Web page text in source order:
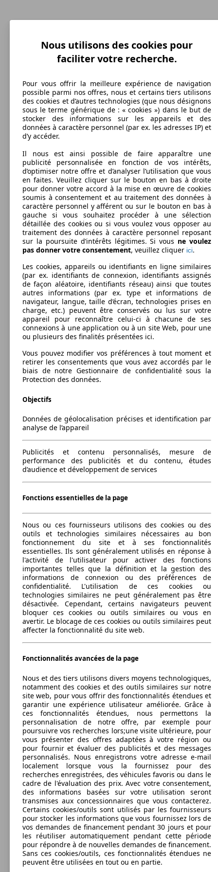
207 CC 1.6 THP 156ch
115 KW
(156 PS)
Ø
l/
207 CC 1.6 VTi 120ch
88 KW
(120 PS)
Ø
l/
207 SW 1.6 VTi 120ch
Model Version
Leistung
207 SW 1.6 HDi 110ch FAP
82 KW
(110 PS)
Ø
l/
207 SW 1.6 HDi 110ch FAP BLUE LION
80 KW
(110 PS)
Ø
l/
207 SW 1.6 HDi 112ch FAP
82 KW
(112 PS)
Ø
l/
66 KW
Ø
l/
207 SW 1.6 HDi 92ch FAP
(92 PS)
l/
207 SW 1.6 HDi 92ch FAP BLUE LION
68 KW
(92 PS)
Ø
l/
Berline
Model Version
Leistung
207 1.4 HDi 70ch
50 KW
(70 PS)
Ø
l/
207 1.4 HDi 70ch BLUE LION
50 KW
(70 PS)
Ø
l/
207 1.4 HDi 70ch FAP
50 KW
(70 PS)
Ø
l/
207 1.6 HDi 110ch FAP BLUE LION
(110 PS) l/
207 1.6 HDi 112ch FAP
(112 PS) l/
207 1.6 HDi 90ch BLUE LION
66 KW
(90 PS)
Ø
l/
207 1.6 HDi 90ch FAP 99g BLUE LION
207 1.6 HDi 92ch FAP
68 KW
(92 PS)
Ø
l/
207 1.6 HDi 92ch FAP 98g BLUE LION
68 KW
(92 PS)
Ø
l/
2009 - 2012Peugeot 207 AFFAIRE (06/2009-04/2012)
Dim. (L/l/h):
Puissance:
50 - 68 KW (70 - 92 PS)
Portes:
3
Sièges:
2
Capacité de remorquage:
600 - 1150 kg
Afficher les variantes
Berline
Diesel
Model Version
Leistung
207 AFFAIRE 1.4 HDI 70 BLUE LION
(70 PS)
l/
207 AFFAIRE 1.4 HDI 70 FAP
50 KW
(70 PS)
Ø
l/
207 AFFAIRE 1.6 HDI 90 BLUE LION
(90 PS)
l/
207 AFFAIRE 1.6 HDI 92 FAP
68 KW
(92 PS)
Ø
l/
2009 - 2012 Peugeot 207 AUTO-ECOLE (06/2009-07/2012)
Dim. (L/l/h):
Puissance:
Portes:
5
Coffre:
270 - 923 Litres
Capacité de remorquage:
0 - 1200 kg
Berline
Diesel
Model Version
Leistung
207 Auto-école 1.4 HDi 70ch BLUE LION
50 KW
Ø
2009 - 2011Peugeot 207 SW AUTO-ECOLE (06/2009-02/2011)
Dim. (L/l/h):
à partir de 4164 x 1750 x 1530 mm
Puissance:
66 - 68 KW (90 - 92 PS)
Portes:
5
Sièges:
5
Coffre:
337 - 1258 Litres
Capacité de remorquage:
0 - 1150 kg
Afficher les variantes
Nous utilisons des cookies pour
faciliter votre recherche.
Pour vous offrir la meilleure expérience de navigation
possible parmi nos offres, nous et certains tiers utilisons
des cookies et d’autres technologies (que nous désignons
sous le terme générique de : « cookies ») dans le but de
stocker des informations sur les appareils et des
données à caractère personnel (par ex. les adresses IP) et
d’y accéder.
Il nous est ainsi possible de faire apparaître une
publicité personnalisée en fonction de vos intérêts,
d’optimiser notre offre et d’analyser l’utilisation que vous
en faites. Veuillez cliquer sur le bouton en bas à droite
pour donner votre accord à la mise en œuvre de cookies
soumis à consentement et au traitement des données à
caractère personnel y afférent ou sur le bouton en bas à
gauche si vous souhaitez procéder à une sélection
détaillée des cookies ou si vous voulez vous opposer au
traitement des données à caractère personnel reposant
sur la poursuite d’intérêts légitimes. Si vous ne voulez
pas donner votre consentement, veuillez cliquer ici.
Les cookies, appareils ou identifiants en ligne similaires
(par ex. identifiants de connexion, identifiants assignés
de façon aléatoire, identifiants réseau) ainsi que toutes
autres informations (par ex. type et informations de
navigateur, langue, taille d’écran, technologies prises en
charge, etc.) peuvent être conservés ou lus sur votre
appareil pour reconnaître celui-ci à chacune de ses
connexions à une application ou à un site Web, pour une
ou plusieurs des finalités présentées ici.
Vous pouvez modifier vos préférences à tout moment et
retirer les consentements que vous avez accordés par le
biais de notre Gestionnaire de confidentialité sous la
Protection des données.
Objectifs
Données de géolocalisation précises et identification par
analyse de l’appareil
Publicités et contenu personnalisés, mesure de
performance des publicités et du contenu, études
d’audience et développement de services
Fonctions essentielles de la page
Nous ou ces fournisseurs utilisons des cookies ou des
outils et technologies similaires nécessaires au bon
fonctionnement du site et à ses fonctionnalités
essentielles. Ils sont généralement utilisés en réponse à
l'activité de l'utilisateur pour activer des fonctions
importantes telles que la définition et la gestion des
informations de connexion ou des préférences de
confidentialité. L'utilisation de ces cookies ou
technologies similaires ne peut généralement pas être
désactivée. Cependant, certains navigateurs peuvent
bloquer ces cookies ou outils similaires ou vous en
avertir. Le blocage de ces cookies ou outils similaires peut
affecter la fonctionnalité du site web.
Fonctionnalités avancées de la page
Nous et des tiers utilisons divers moyens technologiques,
notamment des cookies et des outils similaires sur notre
site web, pour vous offrir des fonctionnalités étendues et
garantir une expérience utilisateur améliorée. Grâce à
ces fonctionnalités étendues, nous permettons la
personnalisation de notre offre, par exemple pour
poursuivre vos recherches lors;une visite ultérieure, pour
vous présenter des offres adaptées à votre région ou
pour fournir et évaluer des publicités et des messages
personnalisés. Nous enregistrons votre adresse e-mail
localement lorsque vous la fournissez pour des
recherches enregistrées, des véhicules favoris ou dans le
cadre de l'évaluation des prix. Avec votre consentement,
des informations basées sur votre utilisation seront
transmises aux concessionnaires que vous contacterez.
Certains cookies/outils sont utilisés par les fournisseurs
pour stocker les informations que vous fournissez lors de
vos demandes de financement pendant 30 jours et pour
les réutiliser automatiquement pendant cette période
pour répondre à de nouvelles demandes de financement.
Sans ces cookies/outils, ces fonctionnalités étendues ne
peuvent être utilisées en tout ou en partie.